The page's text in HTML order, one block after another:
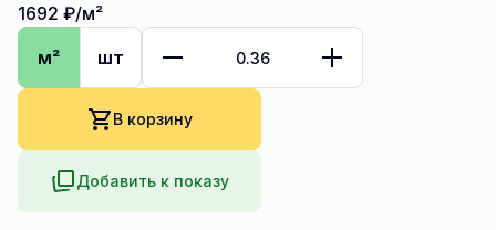
1692 ₽/м²
м²
шт
В корзину
Добавить к показу